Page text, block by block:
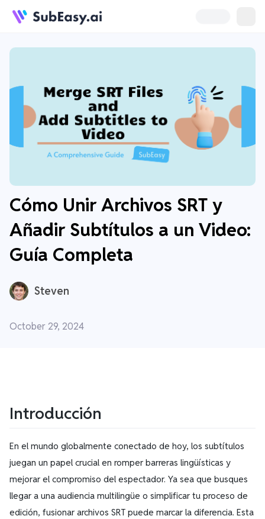
Cómo Unir Archivos SRT y
Añadir Subtítulos a un Video:
Guía Completa
Steven
October 29, 2024
Introducción
En el mundo globalmente conectado de hoy, los subtítulos
juegan un papel crucial en romper barreras lingüísticas y
mejorar el compromiso del espectador. Ya sea que busques
llegar a una audiencia multilingüe o simplificar tu proceso de
edición, fusionar archivos SRT puede marcar la diferencia. Esta